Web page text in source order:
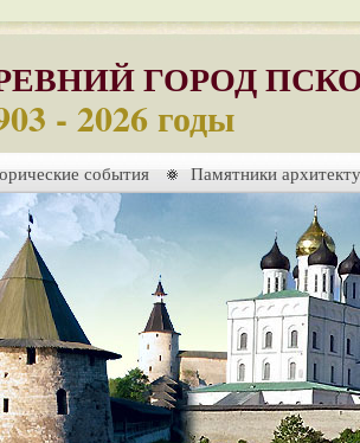
ГОРОД
- 2026 годы
события Памятники